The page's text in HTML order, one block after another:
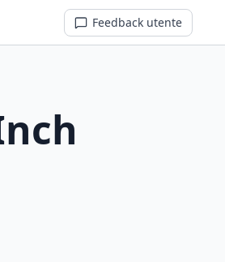
Feedback utente